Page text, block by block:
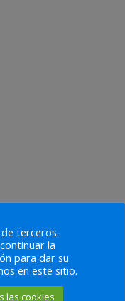
terceros.
la
para dar su
en este sitio.
las cookies